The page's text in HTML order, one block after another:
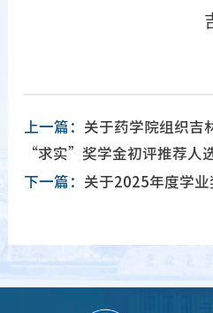
上一篇： 关于药学院组织吉
“求实”奖学金初评推荐人
下一篇： 关于2025年度学业